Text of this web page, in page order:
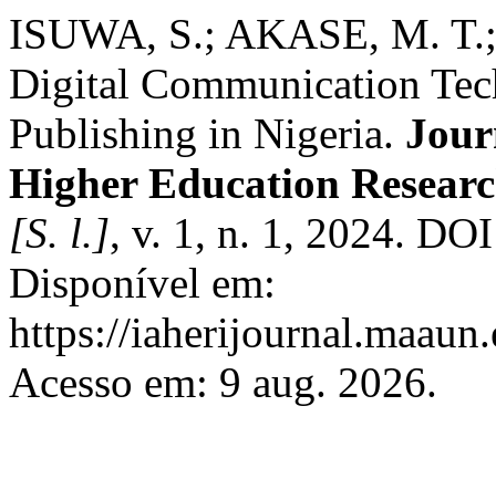
ISUWA, S.; AKASE, M.
Digital Communication
Publishing in Nigeria.
Higher Education
[S. l.], v. 1, n. 1, 2024.
Disponível em:
https://
Acesso em: 9 aug. 2026.